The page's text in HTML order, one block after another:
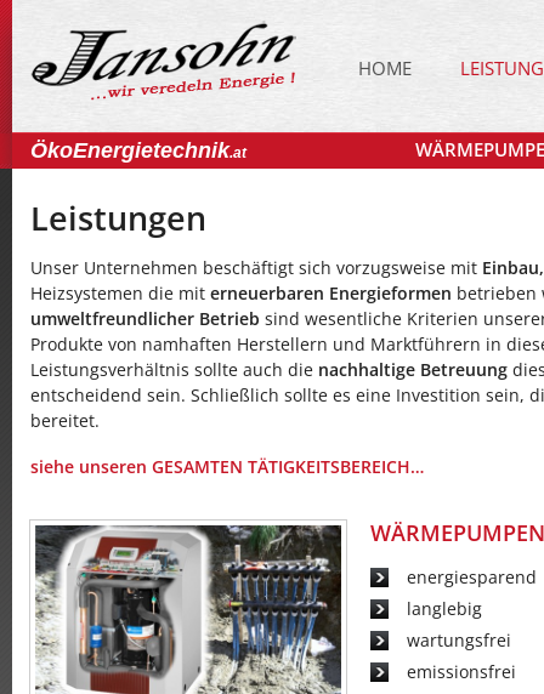
HOME
ÖkoEnergietechnik.at
Leistungen
Unser Unternehmen beschäftigt sich vorzugsweise mit
Heizsystemen die mit erneuerbaren Energieformen
umweltfreundlicher Betrieb sind wesentliche Kriterien
Produkte von namhaften Herstellern und Marktführern in
Leistungsverhältnis sollte auch die nachhaltige Betreuung
entscheidend sein. Schließlich sollte es eine Investition sein,
bereitet.
siehe unseren GESAMTEN TÄTIGKEITSBEREICH…
WÄRMEPUMPEN
energiesparend
langlebig
wartungsfrei
emissionsfrei